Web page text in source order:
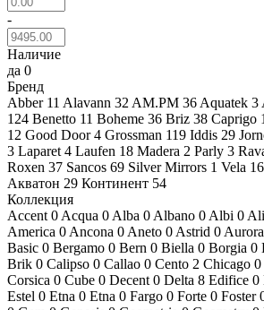
-
Наличие
да 0
Бренд
Abber 11 Alavann 32 AM.PM 36 Aquatek 3
124 Benetto 11 Boheme 36 Briz 38 Caprigo
12 Good Door4 Grossman 119 Iddis 29
3 Laparet 4 Laufen 18 Madera 2 Parly 3
Roxen 37 Sancos 69 Silver Mirrors 1 Vela
Акватон 29 Континент 54
Коллекция
Accent 0 Acqua 0 Alba 0 Albano 0 Albi 0
America 0 Ancona 0 Aneto 0 Astrid 0 Aurora
Basic 0 Bergamo 0 Bern 0 Biella 0 Borgia 0
Brik 0 Calipso 0 Callao 0 Cento 2 Chicago 0
Corsica 0 Cube 0 Decent 0 Delta 8 Edifice 0
Estel 0 Etna 0 Etna 0 Fargo 0 Forte 0 Foster